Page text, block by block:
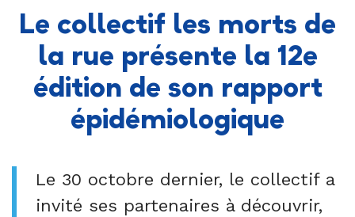
Le collectif les morts de
la rue présente la 12e
édition de son rapport
épidémiologique
Le 30 octobre dernier, le collectif a
invité ses partenaires à découvrir,